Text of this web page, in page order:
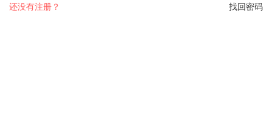
找回密码
还没有注册？